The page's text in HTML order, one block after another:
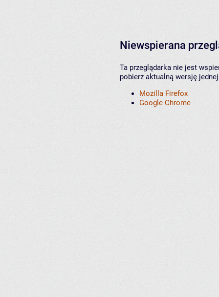
Niewspierana
Ta przeglądarka nie jest
pobierz aktualną wersję
Mozilla Firefox
Google Chrome